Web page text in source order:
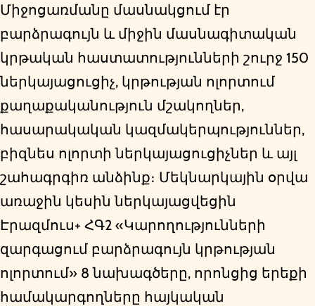
Միջոցառմանը մասնակցում էր
բարձրագույն և միջին մասնագիտական
կրթական հաստատությունների շուրջ 150
ներկայացուցիչ, կրթության ոլորտում
քաղաքականություն մշակողներ,
հասարակական կազմակերպություններ,
բիզնես ոլորտի ներկայացուցիչներ և այլ
շահագրգիռ անձինք։ Մեկնարկային օրվա
առաջին կեսին ներկայացվեցին
Էրազմուս+ ՀԳ2 «Կարողությունների
զարգացում բարձրագույն կրթության
ոլորտում» 8 նախագծերը, որոնցից երեքի
համակարգողները հայկական